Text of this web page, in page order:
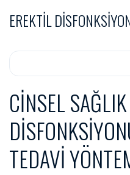
EREKTIL
CINSEL
TEDAVI